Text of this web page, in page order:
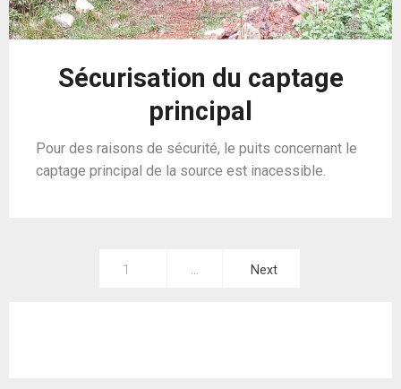
Sécurisation du captage
principal
Pour des raisons de sécurité, le puits concernant le
captage principal de la source est inacessible.
1 … Next